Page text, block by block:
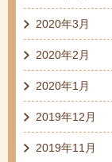
2020年3月
2020年2月
2020年1月
2019年12月
2019年11月